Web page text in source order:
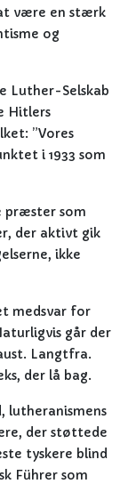
være en stærk
og
Luther-Selskab
Hitlers
”Vores
i 1933 som
præster som
der aktivt gik
ikke
medsvar for
går der
Langtfra.
der lå bag.
lutheranismens
der støttede
tyskere blind
Führer som